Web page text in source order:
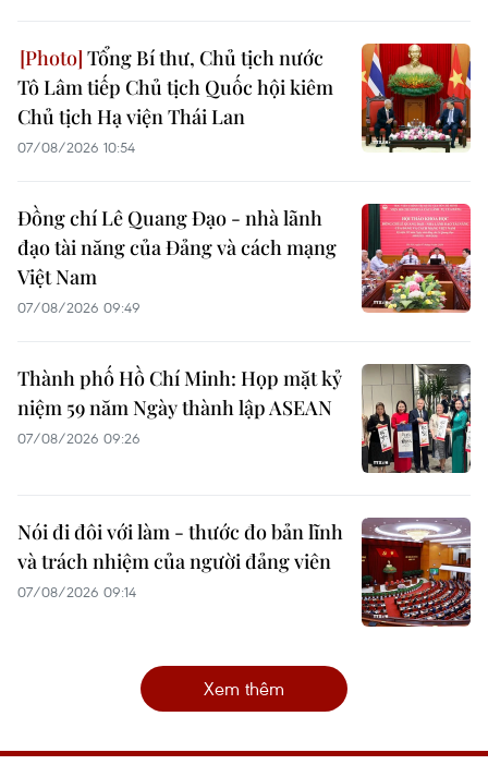
Tổng Bí thư, Chủ tịch nước
Tô Lâm tiếp Chủ tịch Quốc hội kiêm
Chủ tịch Hạ viện Thái Lan
07/08/2026 10:54
Đồng chí Lê Quang Đạo - nhà lãnh
đạo tài năng của Đảng và cách mạng
Việt Nam
07/08/2026 09:49
Thành phố Hồ Chí Minh: Họp mặt kỷ
niệm 59 năm Ngày thành lập ASEAN
07/08/2026 09:26
Nói đi đôi với làm - thước đo bản lĩnh
và trách nhiệm của người đảng viên
07/08/2026 09:14
Xem thêm